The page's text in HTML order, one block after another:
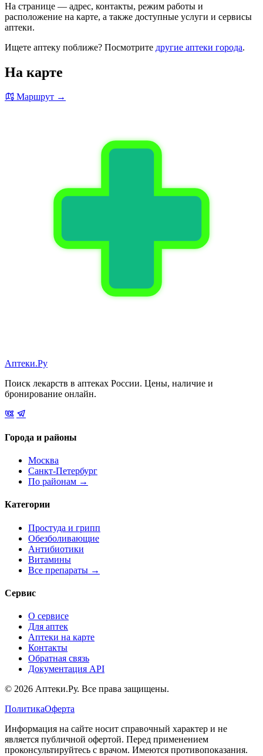
На странице — адрес, контакты, режим работы и
расположение на карте, а также доступные услуги и сервисы
аптеки.
Ищете аптеку поближе? Посмотрите другие аптеки города.
На карте
Маршрут →
Аптеки.Ру
Поиск лекарств в аптеках России. Цены, наличие и
бронирование онлайн.
Города и районы
Москва
Санкт-Петербург
По районам →
Категории
Простуда и грипп
Обезболивающие
Антибиотики
Витамины
Все препараты →
Сервис
О сервисе
Для аптек
Аптеки на карте
Контакты
Обратная связь
Документация API
© 2026 Аптеки.Ру. Все права защищены.
ПолитикаОферта
Информация на сайте носит справочный характер и не
является публичной офертой. Перед применением
проконсультируйтесь с врачом. Имеются противопоказания.